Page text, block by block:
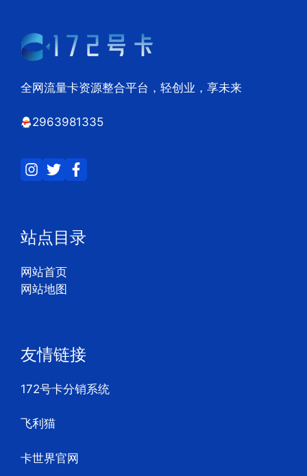
全网流量卡资源整合平台，轻创业，享未来
2963981335
站点目录
网站首页
网站地图
友情链接
172号卡分销系统
飞利猫
卡世界官网